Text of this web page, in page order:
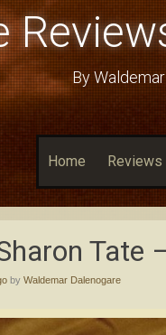
By
Home Reviews
Tate
by Waldemar Dalenogare